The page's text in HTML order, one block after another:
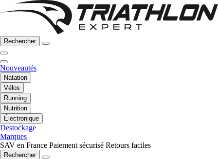
Rechercher
Nouveautés
Natation
Vélos
Running
Nutrition
Électronique
Destockage
Marques
SAV en France Paiement sécurisé Retours faciles
Rechercher